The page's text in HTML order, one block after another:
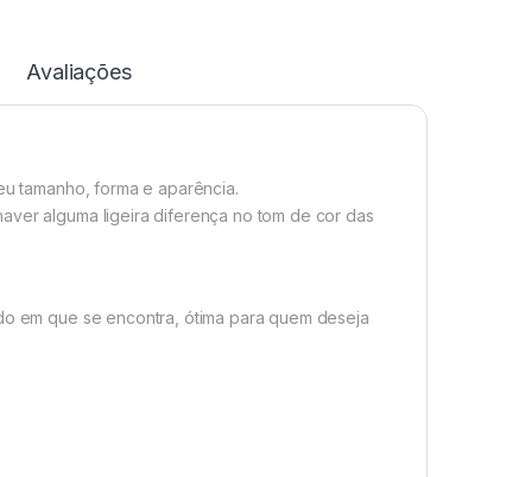
Avaliações
tamanho, forma e aparência.
alguma ligeira diferença no tom de cor das
em que se encontra, ótima para quem deseja